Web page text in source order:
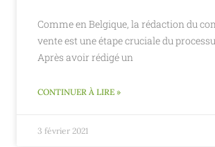
Comme en Belgique, la rédaction du
vente est une étape cruciale du
Après avoir rédigé un
CONTINUER À LIRE »
3 février 2021